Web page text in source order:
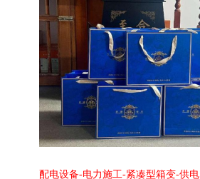
配电设备-电力施工-紧凑型箱变-供电